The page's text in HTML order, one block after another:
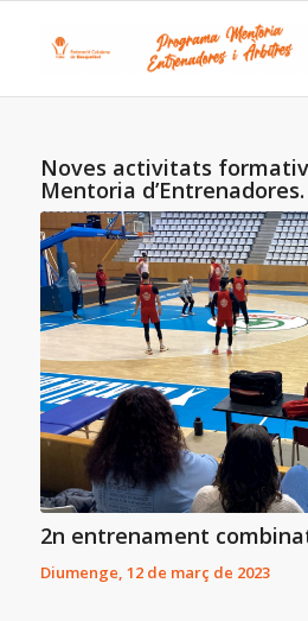
Noves activitats
Mentoria d’Entrenadores.
2n entrenament
Diumenge, 12 de març de 2023